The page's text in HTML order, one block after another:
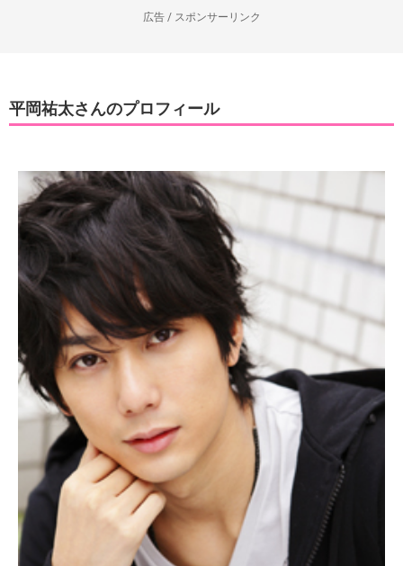
広告 / スポンサーリンク
平岡祐太さんのプロフィール